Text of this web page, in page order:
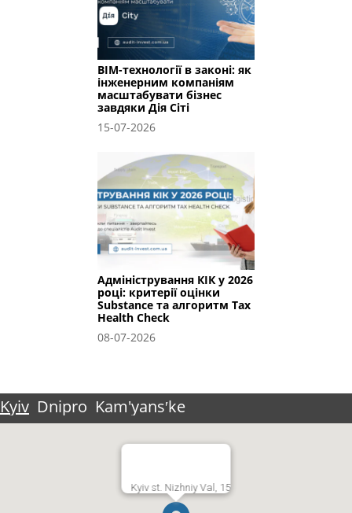
BIM-технології в законі: як
інженерним компаніям
масштабувати бізнес
завдяки Дія Сіті
15-07-2026
Адміністрування КІК у 2026
році: критерії оцінки
Substance та алгоритм Tax
Health Check
08-07-2026
Kyiv Dnipro Kam'yansʹke
Kyiv st. Nizhniy Val, 15